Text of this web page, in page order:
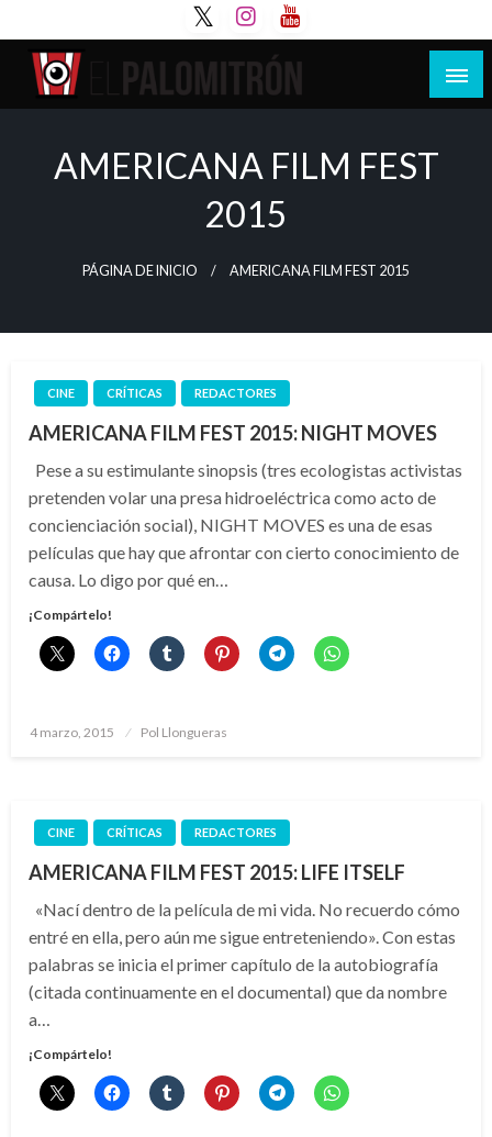
al
contenido
Tu espacio de la industria de cine española y
AMERICANA FILM FEST
2015
PÁGINA DE INICIO AMERICANA FILM FEST 2015
CINE CRÍTICAS REDACTORES
AMERICANA FILM FEST 2015: NIGHT MOVES
Pese a su estimulante sinopsis (tres ecologistas activistas
pretenden volar una presa hidroeléctrica como acto de
concienciación social), NIGHT MOVES es una de esas
películas que hay que afrontar con cierto conocimiento de
causa. Lo digo por qué en…
¡Compártelo!
Publicado
4 marzo, 2015 Pol Llongueras
CINE CRÍTICAS REDACTORES
AMERICANA FILM FEST 2015: LIFE ITSELF
«Nací dentro de la película de mi vida. No recuerdo cómo
entré en ella, pero aún me sigue entreteniendo». Con estas
palabras se inicia el primer capítulo de la autobiografía
(citada continuamente en el documental) que da nombre
a…
¡Compártelo!